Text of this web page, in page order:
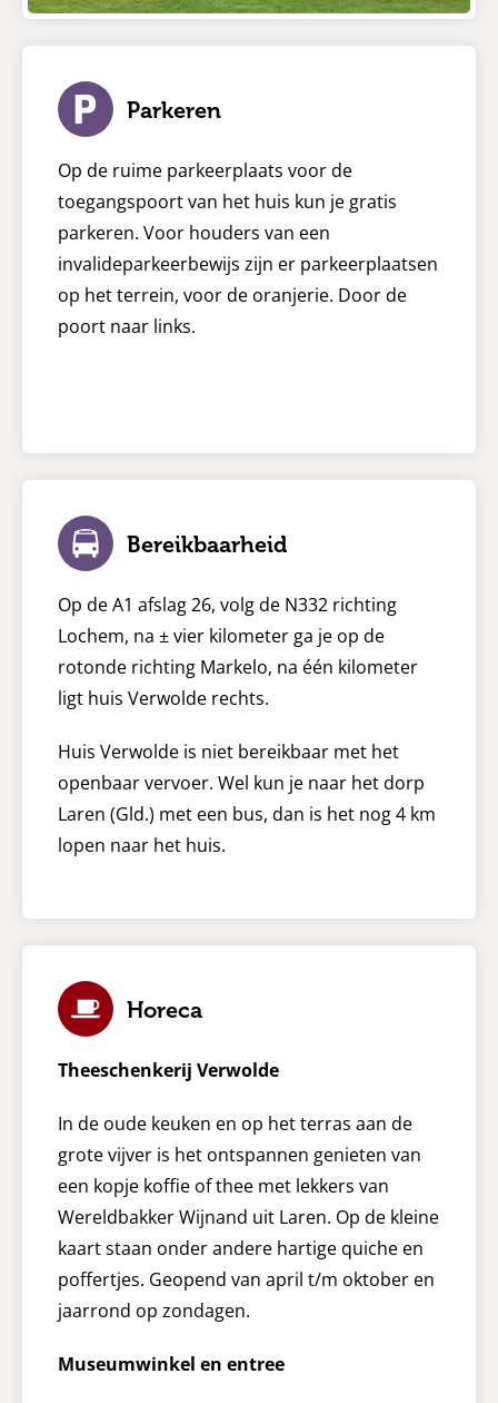
Parkeren
Op de ruime parkeerplaats voor de
toegangspoort van het huis kun je gratis
parkeren. Voor houders van een
invalideparkeerbewijs zijn er parkeerplaatsen
op het terrein, voor de oranjerie. Door de
poort naar links.
Bereikbaarheid
Op de A1 afslag 26, volg de N332 richting
Lochem, na ± vier kilometer ga je op de
rotonde richting Markelo, na één kilometer
ligt huis Verwolde rechts.
Huis Verwolde is niet bereikbaar met het
openbaar vervoer. Wel kun je naar het dorp
Laren (Gld.) met een bus, dan is het nog 4 km
lopen naar het huis.
Horeca
Theeschenkerij Verwolde
In de oude keuken en op het terras aan de
grote vijver is het ontspannen genieten van
een kopje koffie of thee met lekkers van
Wereldbakker Wijnand uit Laren. Op de kleine
kaart staan onder andere hartige quiche en
poffertjes. Geopend van april t/m oktober en
jaarrond op zondagen.
Museumwinkel en entree